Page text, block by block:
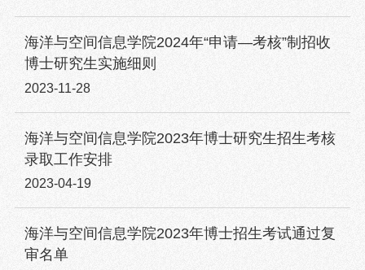
海洋与空间信息学院2024年“申请—考核”制招收
博士研究生实施细则
2023-11-28
海洋与空间信息学院2023年博士研究生招生考核
录取工作安排
2023-04-19
海洋与空间信息学院2023年博士招生考试通过复
审名单